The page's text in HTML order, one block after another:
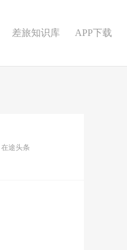
差旅知识库 APP下载
在途头条